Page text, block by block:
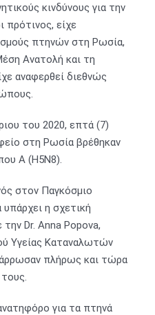
κινδύνους για την
πρότινος, είχε
πτηνών στη Ρωσία,
Ανατολή και τη
αναφερθεί διεθνώς
του 2020, επτά (7)
στη Ρωσία βρέθηκαν
Α (Η5Ν8).
στον Παγκόσμιο
η σχετική
Dr. Anna Popova,
Υγείας Καταναλωτών
πλήρως και τώρα
τους.
για τα πτηνά